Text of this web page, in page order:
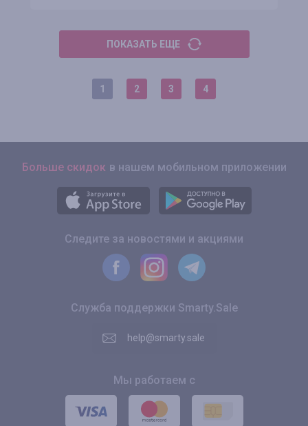
ПОКАЗАТЬ ЕЩЕ
1 2 3 4
Больше скидок в нашем мобильном приложении
Следите за новостями и акциями
Служба поддержки Smarty.Sale
help@smarty.sale
Мы работаем с